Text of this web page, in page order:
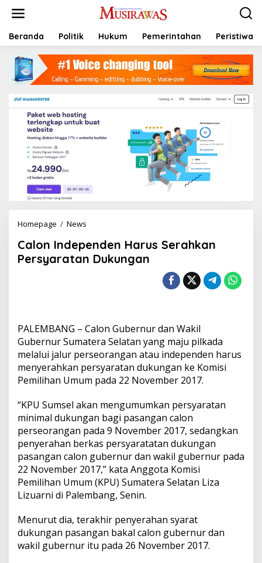
t
Beranda Politik Hukum Pemerintahan Peristiwa
Homepage / News
l
o
n
e
n
d
e
n
H
r
u
s
S
e
a
k
a
P
e
r
s
Calon Independen Harus Serahkan
Persyaratan Dukungan
PALEMBANG – Calon Gubernur dan Wakil
Gubernur Sumatera Selatan yang maju pilkada
melalui jalur perseorangan atau independen harus
menyerahkan persyaratan dukungan ke Komisi
Pemilihan Umum pada 22 November 2017.
“KPU Sumsel akan mengumumkan persyaratan
minimal dukungan bagi pasangan calon
perseorangan pada 9 November 2017, sedangkan
penyerahan berkas persyaratatan dukungan
pasangan calon gubernur dan wakil gubernur pada
22 November 2017,” kata Anggota Komisi
Pemilihan Umum (KPU) Sumatera Selatan Liza
Lizuarni di Palembang, Senin.
Menurut dia, terakhir penyerahan syarat
dukungan pasangan bakal calon gubernur dan
wakil gubernur itu pada 26 November 2017.